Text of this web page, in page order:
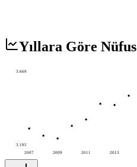
Yıllara Göre Nüfus
2007 2009 2011 2013
3.669
3.195